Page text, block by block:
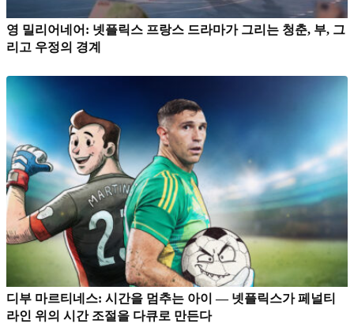
영 밀리어네어: 넷플릭스 프랑스 드라마가 그리는 청춘, 부, 그
리고 우정의 경계
디부 마르티네스: 시간을 멈추는 아이 — 넷플릭스가 페널티
라인 위의 시간 조절을 다큐로 만든다